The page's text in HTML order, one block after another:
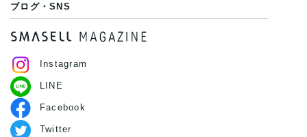
ブログ・SNS
Instagram
LINE
Facebook
Twitter